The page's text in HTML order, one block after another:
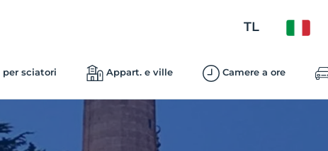
TL
per sciatori Appart. e ville Camere a ore